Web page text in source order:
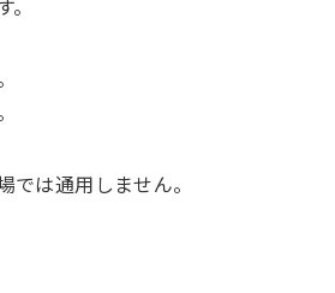
では通用しません。